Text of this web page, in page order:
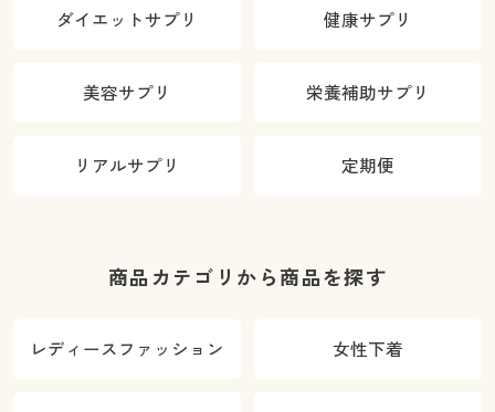
ダイエットサプリ 健康サプリ
美容サプリ 栄養補助サプリ
リアルサプリ 定期便
商品カテゴリから商品を探す
レディースファッション 女性下着